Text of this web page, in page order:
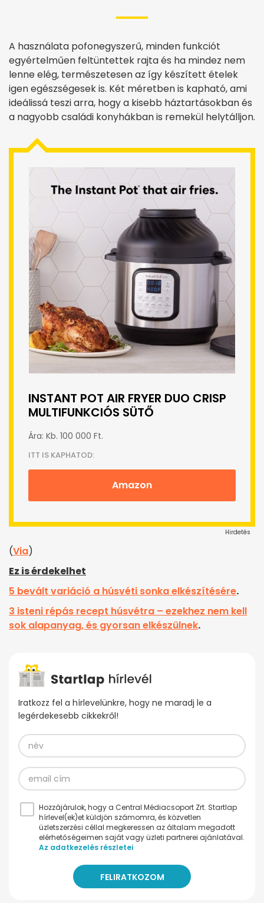
A használata pofonegyszerű, minden funkciót
egyértelműen feltüntettek rajta és ha mindez nem
lenne elég, természetesen az így készített ételek
igen egészségesek is. Két méretben is kapható, ami
ideálissá teszi arra, hogy a kisebb háztartásokban és
a nagyobb családi konyhákban is remekül helytálljon.
INSTANT POT AIR FRYER DUO CRISP
MULTIFUNKCIÓS SÜTŐ
Ára: Kb. 100 000 Ft.
ITT IS KAPHATOD:
Amazon
Hirdetés
(Via)
Ez is érdekelhet
5 bevált variáció a húsvéti sonka elkészítésére.
3 isteni répás recept húsvétra – ezekhez nem kell
sok alapanyag, és gyorsan elkészülnek.
Iratkozz fel a hírlevelünkre, hogy ne maradj le a
legérdekesebb cikkekről!
Hozzájárulok, hogy a Central Médiacsoport Zrt. Startlap
hírlevel(ek)et küldjön számomra, és közvetlen
üzletszerzési céllal megkeressen az általam megadott
elérhetőségeimen saját vagy üzleti partnerei ajánlatával.
Az adatkezelés részletei